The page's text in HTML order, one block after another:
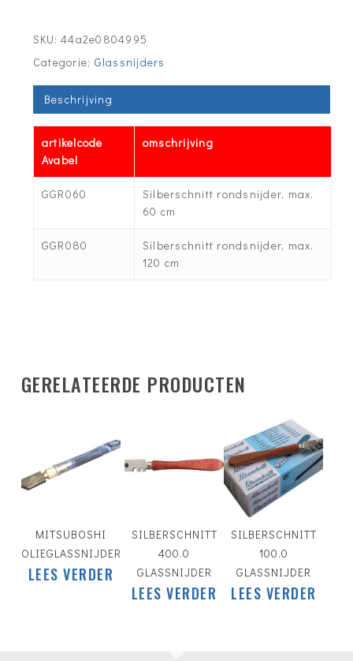
SKU:44a2e0804995
Categorie: Glassnijders
Beschrijving
artikelcode
Avabel
omschrijving
GGR060
Silberschnitt rondsnijder, max.
60 cm
GGR080
Silberschnitt rondsnijder, max.
120 cm
GERELATEERDE PRODUCTEN
MITSUBOSHI
OLIEGLASSNIJDER
LEES VERDER
SILBERSCHNITT
400.0
GLASSNIJDER
LEES VERDER
SILBERSCHNITT
100.0
GLASSNIJDER
LEES VERDER